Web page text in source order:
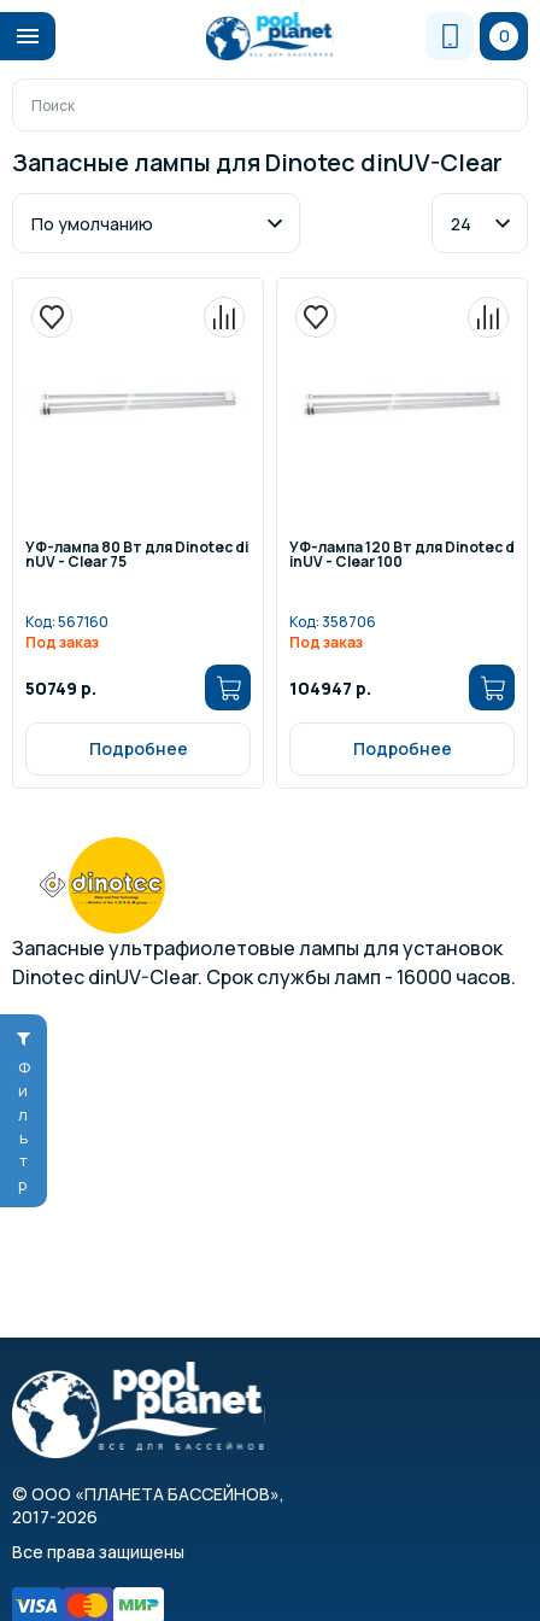
0
Фильтр
Запасные лампы для Dinotec dinUV-Clear
УФ-лампа 80 Вт для Dinotec di
nUV - Clear 75
Код:567160
Под заказ
50749 р.
Подробнее
УФ-лампа 120 Вт для Dinotec d
inUV - Clear 100
Код:358706
Под заказ
104947 р.
Подробнее
Запасные ультрафиолетовые лампы для установок
Dinotec dinUV-Clear. Срок службы ламп - 16000 часов.
© ООО «ПЛАНЕТА БАССЕЙНОВ»,
2017-2026
Все права защищены